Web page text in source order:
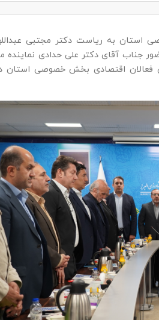
به ریاست دکتر مجتبی
جناب آقای دکتر علی حدادی
فعالان اقتصادی بخش خصوصی استان